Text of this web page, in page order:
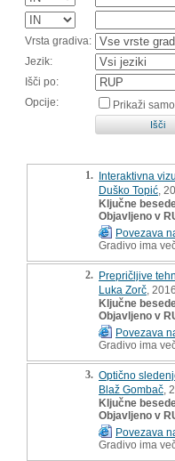
Vrsta gradiva:
Jezik:
Išči po:
Opcije:
Prikaži
1. Interaktivna
Duško Topić ,
Ključne
Objavljeno v
Povezava
Gradivo ima
2. Prepričljive
Luka Zorč ,
Ključne
Objavljeno v
Povezava
Gradivo ima
3. Optično
Blaž Gombač ,
Ključne
Objavljeno v
Povezava
Gradivo ima